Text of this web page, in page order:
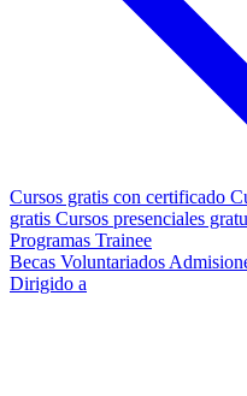
Cursos gratis con certificado
gratis Cursos presenciales
Programas Trainee
Becas Voluntariados
Dirigido a